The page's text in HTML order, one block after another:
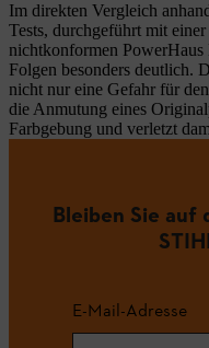
Im direkten Vergleich
Tests, durchgeführt mit
nichtkonformen
Folgen besonders deutlich.
nicht nur eine Gefahr für
die Anmutung eines
Farbgebung und verletzt
Bleiben Sie auf
E-Mail-Adresse